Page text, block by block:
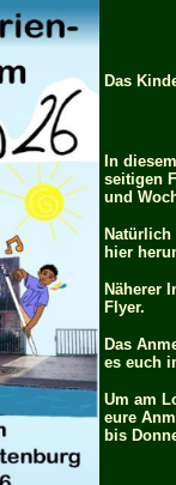
Das
In
seitigen
und
hier
Näherer
Flyer.
Das
es euch
Um am
eure
bis